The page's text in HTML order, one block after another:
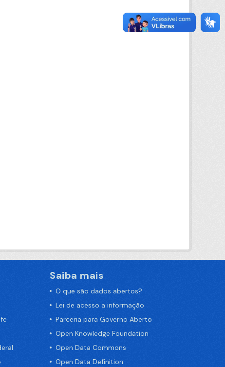
Saiba mais
O que são dados abertos?
Lei de acesso a informação
Parceria para Governo Aberto
Open Knowledge Foundation
Open Data Commons
Open Data Definition